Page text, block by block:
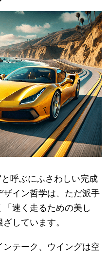
呼ぶにふさわしい完成
イン哲学は、ただ派手
速く走るための美し
しています。
テーク、ウイングは空